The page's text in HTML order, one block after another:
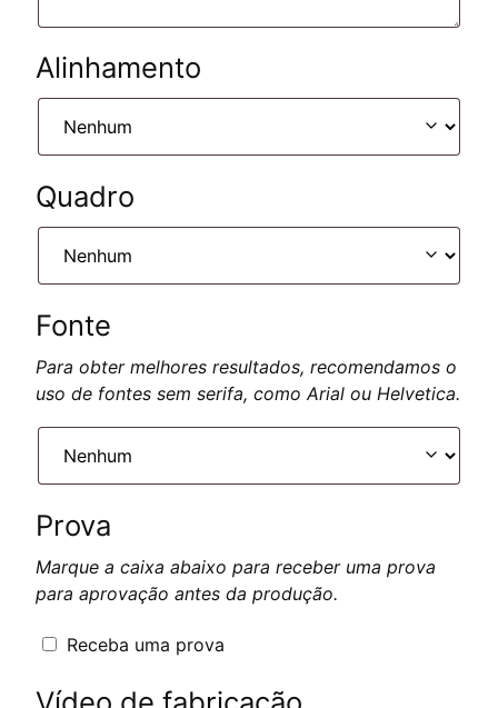
Alinhamento
Quadro
Fonte
Para obter melhores resultados, recomendamos o
uso de fontes sem serifa, como Arial ou Helvetica.
Prova
Marque a caixa abaixo para receber uma prova
para aprovação antes da produção.
Receba uma prova